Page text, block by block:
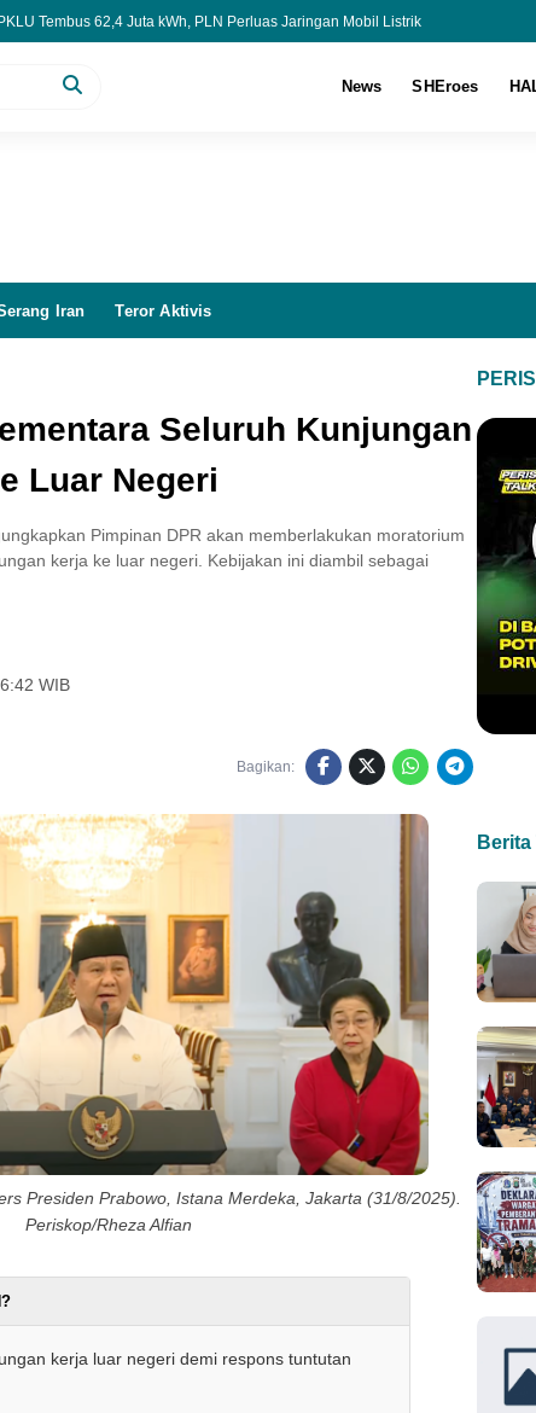
Tembus 62,4 Juta kWh, PLN Perluas Jaringan Mobil Listrik
Kepala Dapur MBG, Ada yang Bolos hingga Terlibat Judol
News SHEroes
Iran Teror Aktivis
Seluruh Kunjungan
Luar Negeri
Pimpinan DPR akan memberlakukan moratorium
kerja ke luar negeri. Kebijakan ini diambil sebagai
WIB
Bagikan:
Presiden Prabowo, Istana Merdeka, Jakarta (31/8/2025).
Periskop/Rheza Alfian
kerja luar negeri demi respons tuntutan